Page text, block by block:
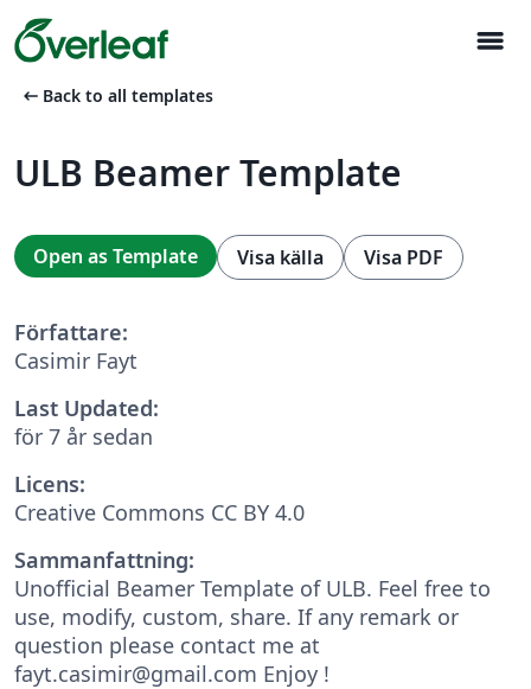
menu
arrow_left_alt Back to all templates
ULB Beamer Template
Open as Template Visa källa Visa PDF
Författare:
Casimir Fayt
Last Updated:
för 7 år sedan
Licens:
Creative Commons CC BY 4.0
Sammanfattning:
Unofficial Beamer Template of ULB. Feel free to
use, modify, custom, share. If any remark or
question please contact me at
fayt.casimir@gmail.com Enjoy !